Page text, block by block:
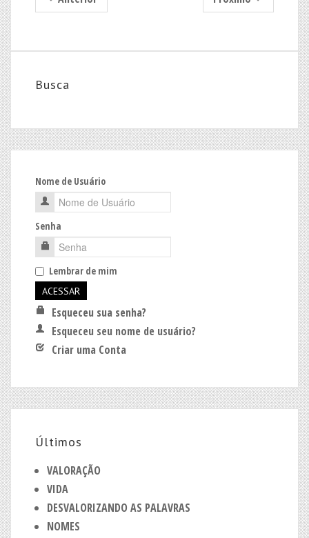
Busca
Nome de Usuário
Senha
Lembrar de mim
Esqueceu sua senha?
Esqueceu seu nome de usuário?
Criar uma Conta
Últimos
VALORAÇÃO
VIDA
DESVALORIZANDO AS PALAVRAS
NOMES